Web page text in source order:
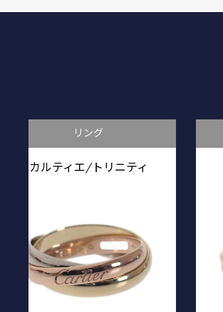
リング
カルティエ/トリニティ